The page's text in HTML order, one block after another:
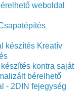
weboldal
készítés Kreatív
kontra saját
bérelhető
- 2DIN fejegység